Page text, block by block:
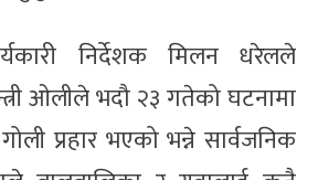
निर्देशक मिलन धरेलले
ओलीले भदौ २३ गतेको घटनामा
प्रहार भएको भन्ने सार्वजनिक